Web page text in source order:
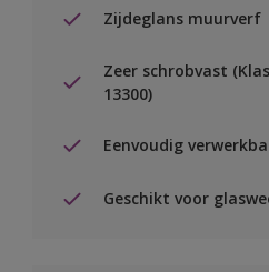
Zijdeglans muurverf
Zeer schrobvast
13300)
Eenvoudig
Geschikt voor